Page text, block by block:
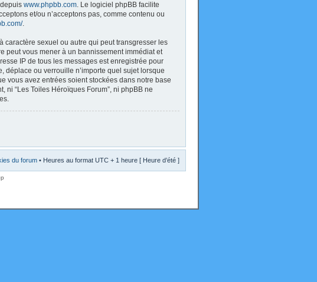
www.phpbb.com. Le logiciel phpBB facilite
et/ou n’acceptons pas, comme contenu ou
.
caractère sexuel ou autre qui peut transgresser les
peut vous mener à un bannissement immédiat et
IP de tous les messages est enregistrée pour
déplace ou verrouille n’importe quel sujet lorsque
vous avez entrées soient stockées dans notre base
“Les Toiles Héroïques Forum”, ni phpBB ne
du forum • Heures au format UTC + 1 heure [ Heure d’été ]